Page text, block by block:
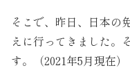
そこで、昨日、日本の
えに行ってきました。
す。（2021年5月現在）